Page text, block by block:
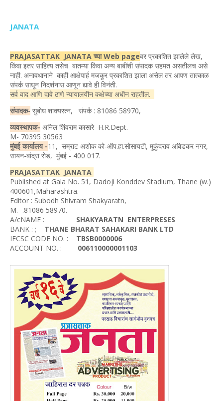
JANATA
PRAJASATTAK JANATA च्या Web pageवर प्रकाशित झालेले लेख,
किंवा इतर साहित्य तसेच बातम्या किंवा अन्य बाबींशी संपादक सहमत असतीलच असे
नाही. अनावधानाने काही आक्षेपार्ह मजकूर प्रकाशित झाला असेल तर आपण तात्काळ
संपर्क साधून निदर्शनास आणून द्यावे ही विनंती.
सर्व वाद आणि दावे ठाणे न्यायालयीन कक्षेच्या अधीन राहतील.
संपादक- सुबोध शाक्यरत्न, संपर्क : 81086 58970,
व्यवस्थापक- अनिल शिंवराम कासारे H.R.Dept.
M- 70395 30563
मुंबई कार्यालय -11, सम्राट अशोक को-ऑप.हा.सोसायटी, मुकुंदराव आंबेडकर नगर,
सायन-बांद्रा रोड, मुंबई - 400 017.
PRAJASATTAK JANATA
Published at Gala No. 51, Dadoji Konddev Stadium, Thane (w.)
400601,Maharashtra.
Editor : Subodh Shivram Shakyaratn,
M. -.81086 58970.
A/cNAME : SHAKYARATN ENTERPRESES
BANK : ; THANE BHARAT SAHAKARI BANK LTD
IFCSC CODE NO. : TBSB0000006
ACCOUNT NO. : 006110000001103